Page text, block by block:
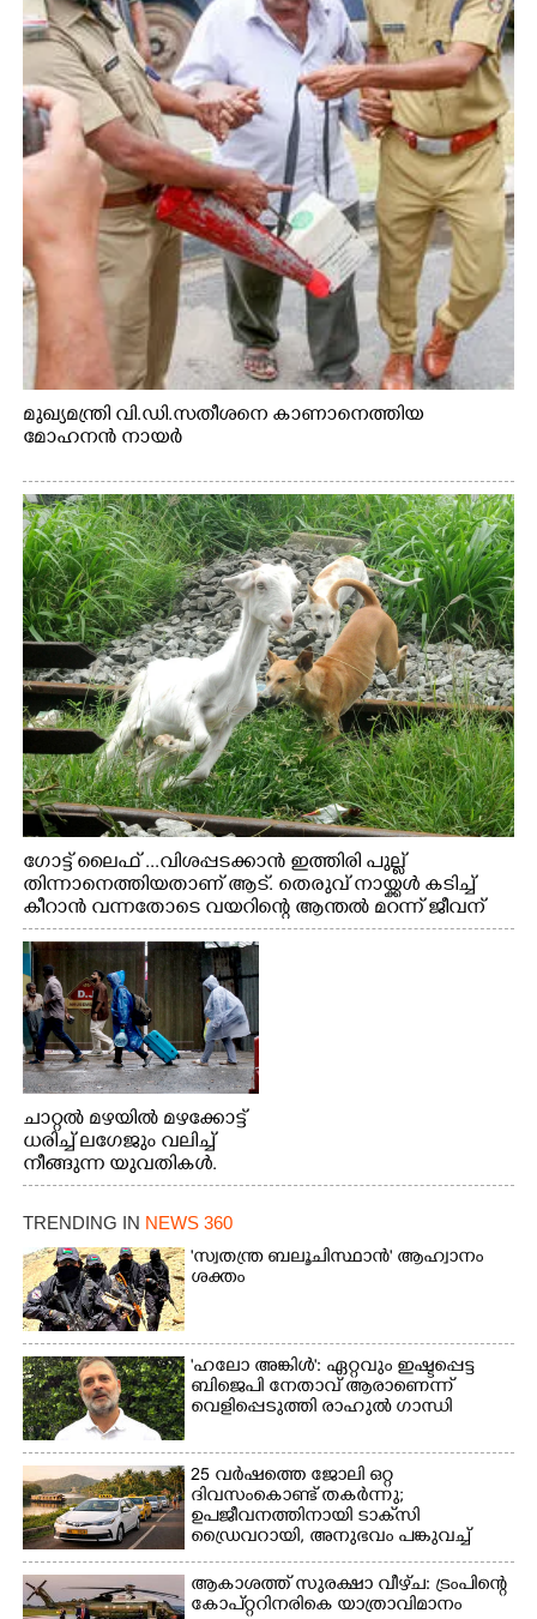
മുഖ്യമന്ത്രി വി.ഡി.സതീശനെ കാണാനെത്തിയ
മോഹനൻ നായർ
ഗോട്ട് ലൈഫ് ...വിശപ്പടക്കാൻ ഇത്തിരി പുല്ല്
തിന്നാനെത്തിയതാണ് ആട്. തെരുവ് നായ്ക്കൾ കടിച്ച്
കീറാൻ വന്നതോടെ വയറിന്റെ ആന്തൽ മറന്ന് ജീവന്
വേണ്ടിയായി ഓട്ടം. എറണാകുളം വാത്തുരുത്തിയിൽ
നിന്നുള്ള കാഴ്ച
ചാറ്റൽ മഴയിൽ മഴക്കോട്ട്
ധരിച്ച് ലഗേജും വലിച്ച്
നീങ്ങുന്ന യുവതികൾ.
എറണാകുളം മേനകയിൽ
നിന്നുള്ള കാഴ്ച
TRENDING IN NEWS 360
'സ്വതന്ത്ര ബലൂചിസ്ഥാൻ' ആഹ്വാനം
ശക്തം
'ഹലോ അങ്കിൾ': ഏറ്റവും ഇഷ്ടപ്പെട്ട
ബിജെപി നേതാവ് ആരാണെന്ന്
വെളിപ്പെടുത്തി രാഹുൽ ഗാന്ധി
25 വർഷത്തെ ജോലി ഒറ്റ
ദിവസംകൊണ്ട് തകർന്നു;
ഉപജീവനത്തിനായി ടാക്‌സി
ഡ്രൈവറായി,​ അനുഭവം പങ്കുവച്ച്
യുവതി
ആകാശത്ത് സുരക്ഷാ വീഴ്‌ച: ട്രംപിന്റെ
കോ‌പ്‌റ്ററിനരികെ യാത്രാവിമാനം